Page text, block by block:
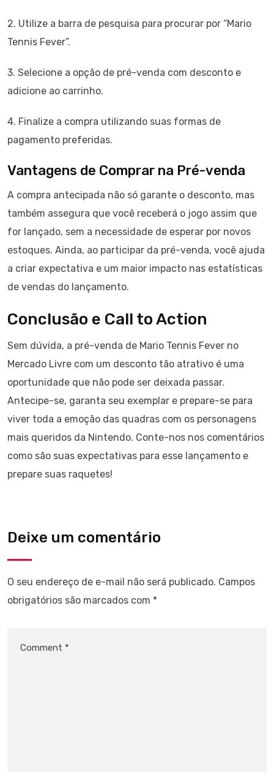
2. Utilize a barra de pesquisa para procurar por “Mario
Tennis Fever”.
3. Selecione a opção de pré-venda com desconto e
adicione ao carrinho.
4. Finalize a compra utilizando suas formas de
pagamento preferidas.
Vantagens de Comprar na Pré-venda
A compra antecipada não só garante o desconto, mas
também assegura que você receberá o jogo assim que
for lançado, sem a necessidade de esperar por novos
estoques. Ainda, ao participar da pré-venda, você ajuda
a criar expectativa e um maior impacto nas estatísticas
de vendas do lançamento.
Conclusão e Call to Action
Sem dúvida, a pré-venda de Mario Tennis Fever no
Mercado Livre com um desconto tão atrativo é uma
oportunidade que não pode ser deixada passar.
Antecipe-se, garanta seu exemplar e prepare-se para
viver toda a emoção das quadras com os personagens
mais queridos da Nintendo. Conte-nos nos comentários
como são suas expectativas para esse lançamento e
prepare suas raquetes!
Deixe um comentário
O seu endereço de e-mail não será publicado. Campos
obrigatórios são marcados com *